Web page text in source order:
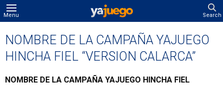
Menu Search
NOMBRE DE LA CAMPAÑA YAJUEGO
HINCHA FIEL “VERSION CALARCA”
NOMBRE DE LA CAMPAÑA YAJUEGO HINCHA FIEL